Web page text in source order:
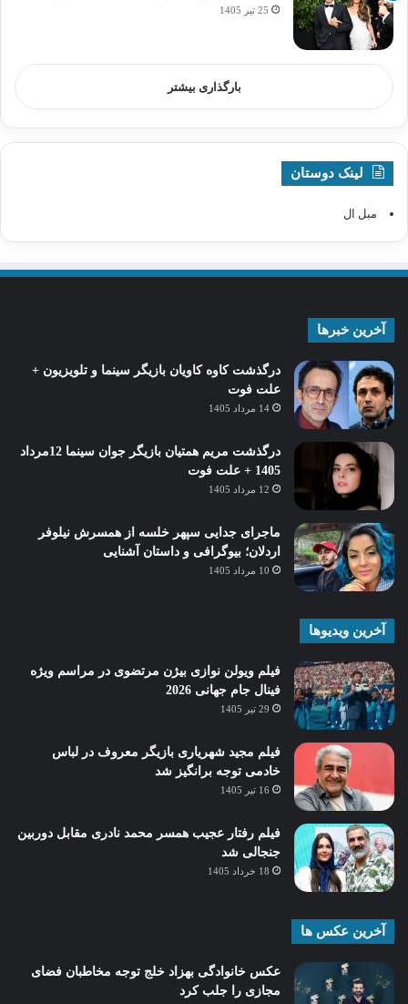
25 تیر 1405
بارگذاری بیشتر
لینک دوستان
مبل ال
آخرین خبرها
درگذشت کاوه کاویان بازیگر سینما و تلویزیون +
علت فوت
14 مرداد 1405
درگذشت مریم همتیان بازیگر جوان سینما 12مرداد
1405 + علت فوت
12 مرداد 1405
ماجرای جدایی سپهر خلسه از همسرش نیلوفر
اردلان؛ بیوگرافی و داستان آشنایی
10 مرداد 1405
آخرین ویدیوها
فیلم ویولن نوازی بیژن مرتضوی در مراسم ویژه
فینال جام جهانی 2026
29 تیر 1405
فیلم مجید شهریاری بازیگر معروف در لباس
خادمی توجه برانگیز شد
16 تیر 1405
فیلم رفتار عجیب همسر محمد نادری مقابل دوربین
جنجالی شد
18 خرداد 1405
آخرین عکس ها
عکس خانوادگی بهزاد خلج توجه مخاطبان فضای
مجازی را جلب کرد